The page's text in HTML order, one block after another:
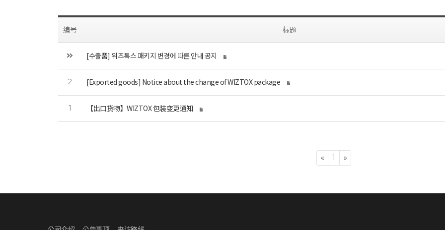
编号 标题
[수출품] 위즈톡스 패키지 변경에 따른 안내 공지
2 [Exported goods] Notice about the change of WIZTOX package
1 【出口货物】WIZTOX 包装变更通知
«Previous
1 »Next